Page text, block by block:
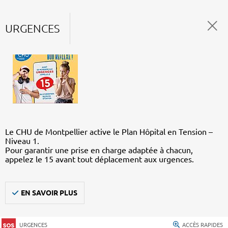
URGENCES
Le CHU de Montpellier active le Plan Hôpital en Tension –
Niveau 1.
Pour garantir une prise en charge adaptée à chacun,
appelez le 15 avant tout déplacement aux urgences.
EN SAVOIR PLUS
URGENCES ACCÈS RAPIDES